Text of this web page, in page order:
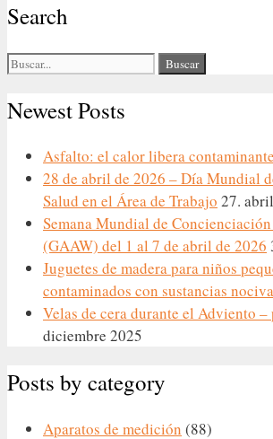
Search
Buscar:
Newest Posts
Asfalto: el calor libera
28 de abril de 2026 – Día Mundial
Salud en el Área de Trabajo 27.
Semana Mundial de
(GAAW) del 1 al 7 de abril de 2026
Juguetes de madera para niños
contaminados con sustancias
Velas de cera durante el Adviento
diciembre 2025
Posts by category
Aparatos de medición (88)